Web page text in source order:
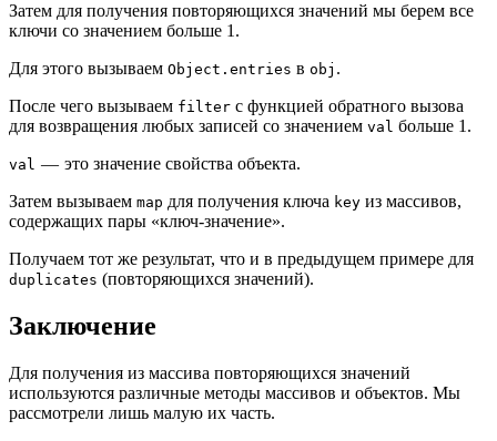
Затем для получения повторяющихся значений мы берем все
ключи со значением больше 1.
Для этого вызываем Object.entries в obj .
После чего вызываем filter с функцией обратного вызова
для возвращения любых записей со значением val больше 1.
val — это значение свойства объекта.
Затем вызываем map для получения ключа key из массивов,
содержащих пары «ключ-значение».
Получаем тот же результат, что и в предыдущем примере для
duplicates (повторяющихся значений).
Заключение
Для получения из массива повторяющихся значений
используются различные методы массивов и объектов. Мы
рассмотрели лишь малую их часть.